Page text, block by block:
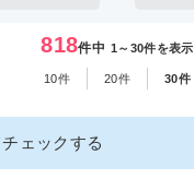
818件中 1～30件を表示
10件 20件 30件
ェックする